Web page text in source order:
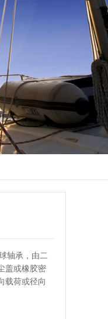
轴承，由二
盖或橡胶密
载荷或径向